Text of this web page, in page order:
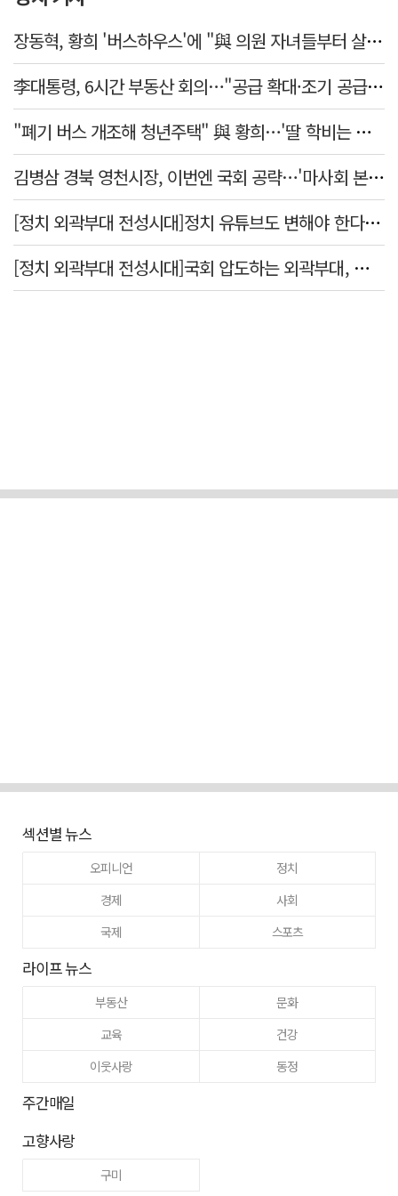
장동혁, 황희 '버스하우스'에 "與 의원 자녀들부터 살아보면 어떨까?"
李대통령, 6시간 부동산 회의…"공급 확대·조기 공급 과감히 실천"
"폐기 버스 개조해 청년주택" 與 황희…'딸 학비는 年 4200만원'
김병삼 경북 영천시장, 이번엔 국회 공략…'마사회 본사 이전·광역교통망 확충' 요청
[정치 외곽부대 전성시대]정치 유튜브도 변해야 한다 "화합과 존중"
[정치 외곽부대 전성시대]국회 압도하는 외곽부대, 목소리 왜 커지나?
섹션별 뉴스
오피니언
정치
경제
사회
국제
스포츠
라이프 뉴스
부동산
문화
교육
건강
이웃사랑
동정
주간매일
고향사랑
구미